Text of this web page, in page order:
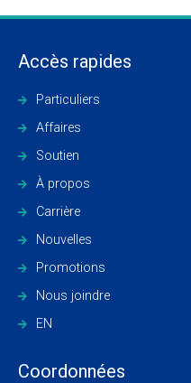
Accès rapides
Particuliers
Affaires
Soutien
À propos
Carrière
Nouvelles
Promotions
Nous joindre
EN
Coordonnées